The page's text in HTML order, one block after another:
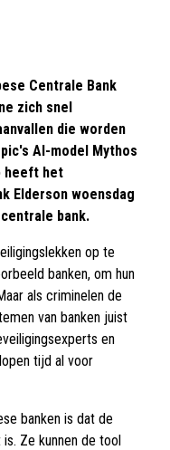
Centrale Bank
zich snel
die worden
AI-model Mythos
heeft het
Elderson woensdag
bank.
op te
banken, om hun
als criminelen de
van banken juist
en
tijd al voor
banken is dat de
Ze kunnen de tool